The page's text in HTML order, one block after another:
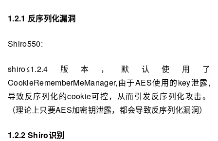
1.2.1 反序列化漏洞
Shiro550:
shiro≤1.2.4版本，默认使⽤了
CookieRememberMeManager,由于AES使用的key泄露,
导致反序列化的cookie可控，从而引发反序列化攻击。
（理论上只要AES加密钥泄露，都会导致反序列化漏洞）
1.2.2 Shiro识别